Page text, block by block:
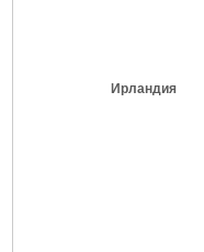
Ирландия